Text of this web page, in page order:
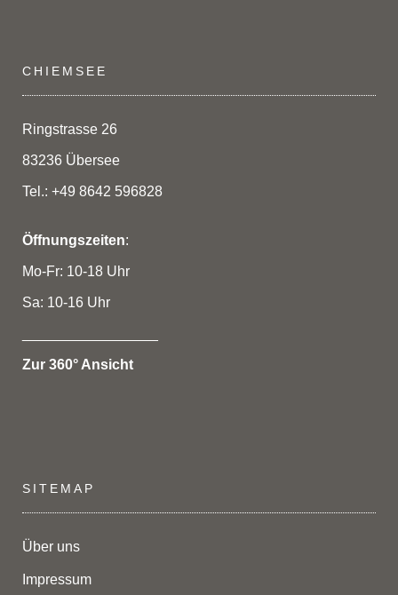
CHIEMSEE
Ringstrasse 26
83236 Übersee
Tel.: +49 8642 596828
Öffnungszeiten:
Mo-Fr: 10-18 Uhr
Sa: 10-16 Uhr
Zur 360° Ansicht
SITEMAP
Über uns
Impressum